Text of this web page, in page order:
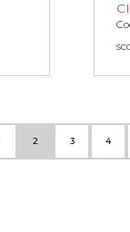
2 3 4